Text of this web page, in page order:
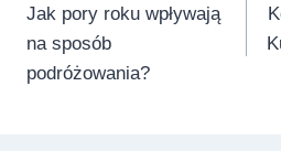
wpisu
Jak pory roku wpływają
na sposób
podróżowania?